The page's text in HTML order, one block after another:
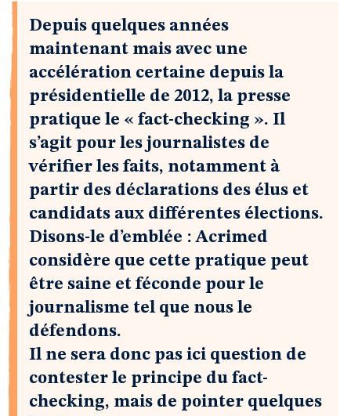
Depuis quelques années
maintenant mais avec une
accélération certaine depuis la
présidentielle de 2012, la presse
pratique le « fact-checking ». Il
s’agit pour les journalistes de
vérifier les faits, notamment à
partir des déclarations des élus et
candidats aux différentes élections.
Disons-le d’emblée : Acrimed
considère que cette pratique peut
être saine et féconde pour le
journalisme tel que nous le
défendons.
Il ne sera donc pas ici question de
contester le principe du fact-
checking, mais de pointer quelques